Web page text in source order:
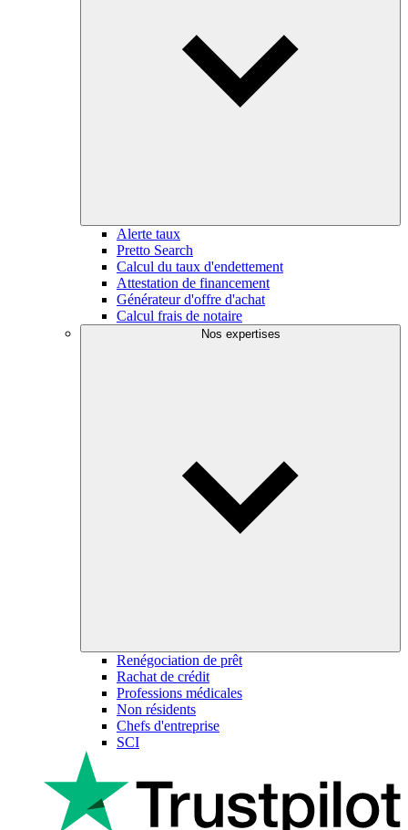
Alerte taux
Pretto Search
Calcul du taux d'endettement
Attestation de financement
Générateur d'offre d'achat
Calcul frais de notaire
Nos expertises
Renégociation de prêt
Rachat de crédit
Professions médicales
Non résidents
Chefs d'entreprise
SCI